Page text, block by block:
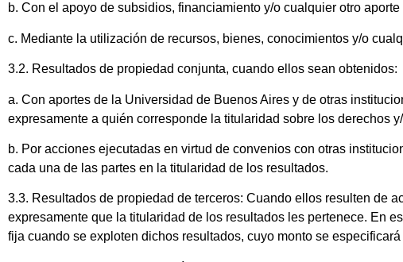
b. Con el apoyo de subsidios, financiamiento y/o cualquier otro
c. Mediante la utilización de recursos, bienes, conocimientos y/o
3.2. Resultados de propiedad conjunta, cuando ellos sean obtenidos:
a. Con aportes de la Universidad de Buenos Aires y de otras
expresamente a quién corresponde la titularidad sobre los derechos
b. Por acciones ejecutadas en virtud de convenios con otras
cada una de las partes en la titularidad de los resultados.
3.3. Resultados de propiedad de terceros: Cuando ellos resulten de
expresamente que la titularidad de los resultados les pertenece. En
fija cuando se exploten dichos resultados, cuyo monto se